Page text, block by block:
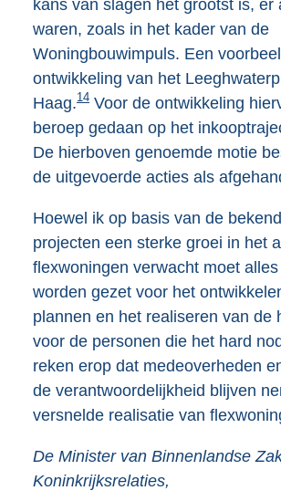
kans van slagen het grootst is, er
waren, zoals in het kader van de
Woningbouwimpuls. Een
ontwikkeling van het
Haag.14 Voor de ontwikkeling
beroep gedaan op het
De hierboven genoemde motie
de uitgevoerde acties als
Hoewel ik op basis van de
projecten een sterke groei in het
flexwoningen verwacht moet
worden gezet voor het
plannen en het realiseren van de
voor de personen die het hard
reken erop dat medeoverheden
de verantwoordelijkheid blijven
versnelde realisatie van
De Minister van Binnenlandse
Koninkrijksrelaties,